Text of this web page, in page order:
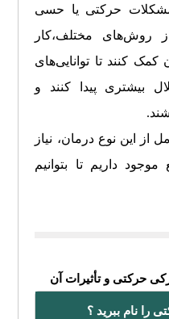
حرکتی یا حسی
روش‌های مختلف،کار
کمک کنند تا توانایی‌های
بیشتری پیدا کنند و
از این نوع درمان، نیاز
داریم تا بتوانیم
حرکتی و تأثیرات آن
را نام ببرید ؟